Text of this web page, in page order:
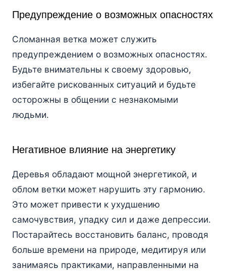
Предупреждение о возможных опасностях
Сломанная ветка может служить
предупреждением о возможных опасностях.
Будьте внимательны к своему здоровью,
избегайте рискованных ситуаций и будьте
осторожны в общении с незнакомыми
людьми.
Негативное влияние на энергетику
Деревья обладают мощной энергетикой, и
облом ветки может нарушить эту гармонию.
Это может привести к ухудшению
самочувствия, упадку сил и даже депрессии.
Постарайтесь восстановить баланс, проводя
больше времени на природе, медитируя или
занимаясь практиками, направленными на